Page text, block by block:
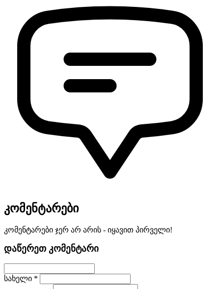
კომენტარები
კომენტარები ჯერ არ არის - იყავით პირველი!
დაწერეთ კომენტარი
სახელი *